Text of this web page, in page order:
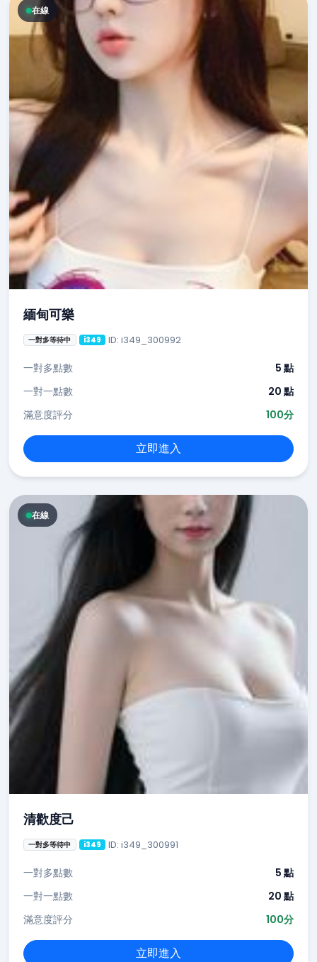
在線
緬甸可樂
一對多等待中 i349 ID: i349_300992
一對多點數
5 點
一對一點數
20 點
滿意度評分
100分
立即進入
在線
清歡度己
一對多等待中 i349 ID: i349_300991
一對多點數
5 點
一對一點數
20 點
滿意度評分
100分
立即進入